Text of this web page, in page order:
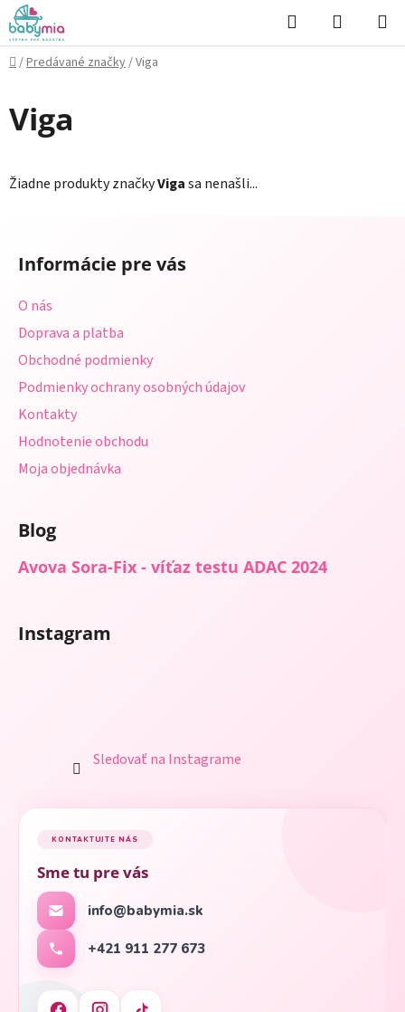
Prejsť
na
obsah
Hľadať
KOŠÍK
Domov
/Predávané značky/Viga
Viga
Žiadne produkty značkyVigasa nenašli...
Informácie pre vás
O nás
Doprava a platba
Obchodné podmienky
Podmienky ochrany osobných údajov
Kontakty
Hodnotenie obchodu
Moja objednávka
Blog
Avova Sora-Fix - víťaz testu ADAC 2024
Instagram
Sledovať na Instagrame
KONTAKTUJTE NÁS
Sme tu pre vás
info@babymia.sk
+421 911 277 673